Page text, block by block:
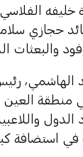
خليفه
حجازي
والبعثات
رئيس
منطقة
في استضافة